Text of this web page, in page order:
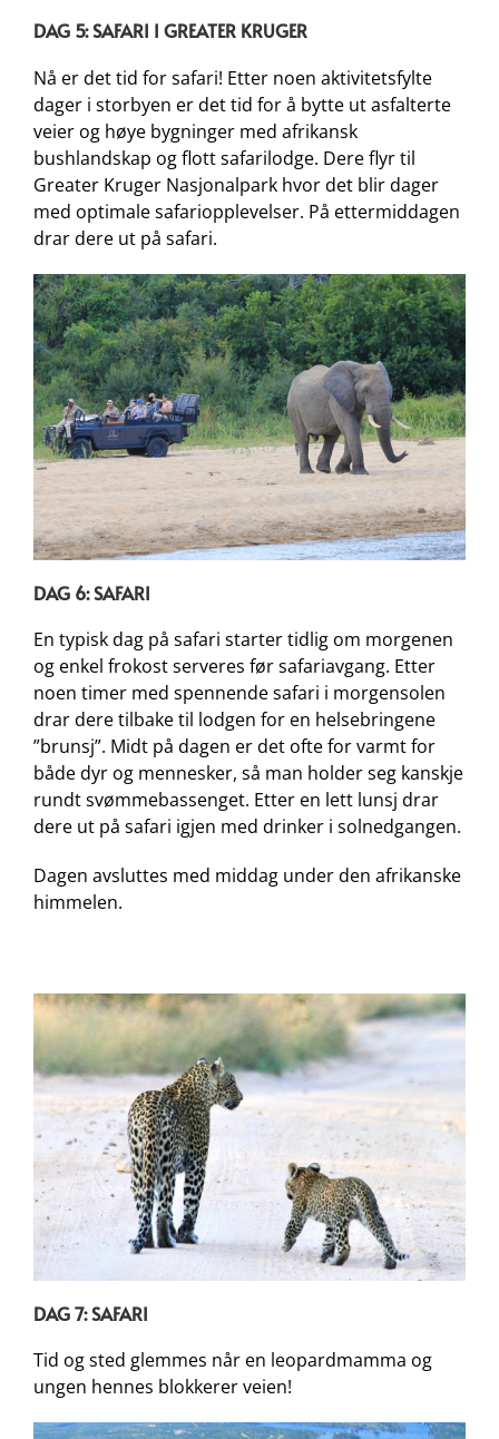
DAG 5: SAFARI I GREATER KRUGER
Nå er det tid for safari! Etter noen aktivitetsfylte
dager i storbyen er det tid for å bytte ut asfalterte
veier og høye bygninger med afrikansk
bushlandskap og flott safarilodge. Dere flyr til
Greater Kruger Nasjonalpark hvor det blir dager
med optimale safariopplevelser. På ettermiddagen
drar dere ut på safari.
DAG 6: SAFARI
En typisk dag på safari starter tidlig om morgenen
og enkel frokost serveres før safariavgang. Etter
noen timer med spennende safari i morgensolen
drar dere tilbake til lodgen for en helsebringene
”brunsj”. Midt på dagen er det ofte for varmt for
både dyr og mennesker, så man holder seg kanskje
rundt svømmebassenget. Etter en lett lunsj drar
dere ut på safari igjen med drinker i solnedgangen.
Dagen avsluttes med middag under den afrikanske
himmelen.
DAG 7: SAFARI
Tid og sted glemmes når en leopardmamma og
ungen hennes blokkerer veien!